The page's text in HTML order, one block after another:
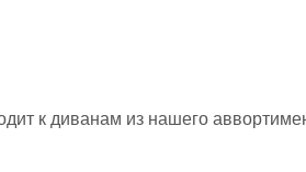
к диванам из нашего